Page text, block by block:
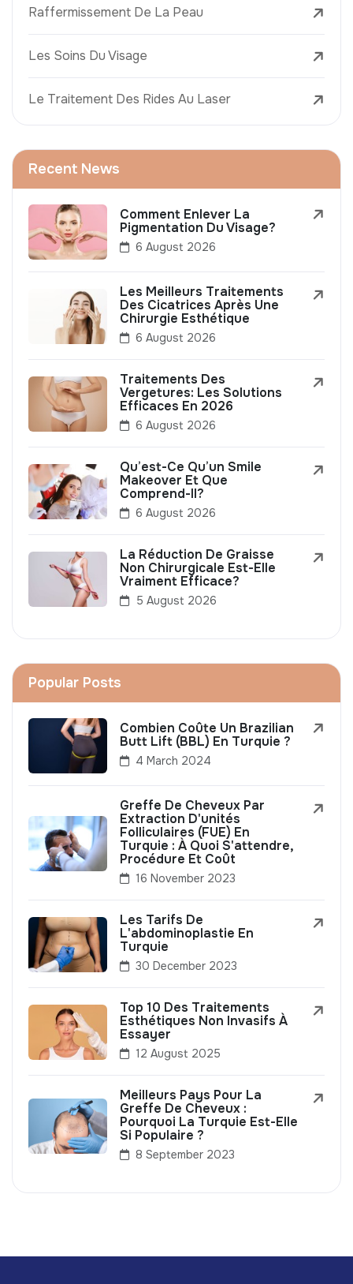
Raffermissement De La Peau
Les Soins Du Visage
Le Traitement Des Rides Au Laser
Recent News
Comment Enlever La
Pigmentation Du Visage?
6 August 2026
Les Meilleurs Traitements
Des Cicatrices Après Une
Chirurgie Esthétique
6 August 2026
Traitements Des
Vergetures: Les Solutions
Efficaces En 2026
6 August 2026
Qu’est-Ce Qu’un Smile
Makeover Et Que
Comprend-Il?
6 August 2026
La Réduction De Graisse
Non Chirurgicale Est-Elle
Vraiment Efficace?
5 August 2026
Popular Posts
Combien Coûte Un Brazilian
Butt Lift (BBL) En Turquie ?
4 March 2024
Greffe De Cheveux Par
Extraction D'unités
Folliculaires (FUE) En
Turquie : À Quoi S'attendre,
Procédure Et Coût
16 November 2023
Les Tarifs De
L'abdominoplastie En
Turquie
30 December 2023
Top 10 Des Traitements
Esthétiques Non Invasifs À
Essayer
12 August 2025
Meilleurs Pays Pour La
Greffe De Cheveux :
Pourquoi La Turquie Est-Elle
Si Populaire ?
8 September 2023